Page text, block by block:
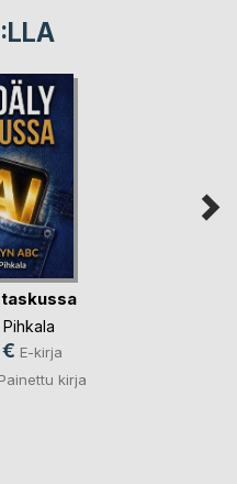
E-kirja
Painettu kirja